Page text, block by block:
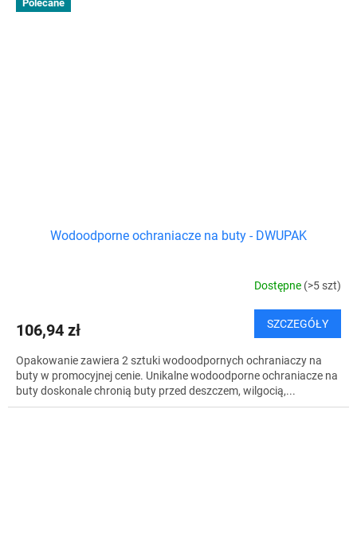
Polecane
Wodoodporne ochraniacze na buty - DWUPAK
Dostępne (>5 szt)
106,94 zł SZCZEGÓŁY
Opakowanie zawiera 2 sztuki wodoodpornych ochraniaczy na
buty w promocyjnej cenie. Unikalne wodoodporne ochraniacze na
buty doskonale chronią buty przed deszczem, wilgocią,...